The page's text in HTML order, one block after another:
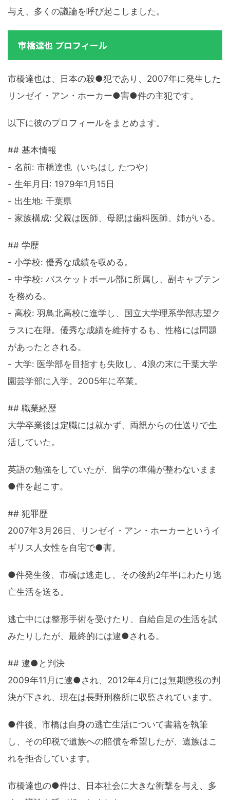
与え、多くの議論を呼び起こしました。
市橋達也 プロフィール
市橋達也は、日本の殺●犯であり、2007年に発生した
リンゼイ・アン・ホーカー●害●件の主犯です。
以下に彼のプロフィールをまとめます。
## 基本情報
- 名前: 市橋達也（いちはし たつや）
- 生年月日: 1979年1月15日
- 出生地: 千葉県
- 家族構成: 父親は医師、母親は歯科医師、姉がいる。
## 学歴
- 小学校: 優秀な成績を収める。
- 中学校: バスケットボール部に所属し、副キャプテン
を務める。
- 高校: 羽鳥北高校に進学し、国立大学理系学部志望ク
ラスに在籍。優秀な成績を維持するも、性格には問題
があったとされる。
- 大学: 医学部を目指すも失敗し、4浪の末に千葉大学
園芸学部に入学。2005年に卒業。
## 職業経歴
大学卒業後は定職には就かず、両親からの仕送りで生
活していた。
英語の勉強をしていたが、留学の準備が整わないまま
●件を起こす。
## 犯罪歴
2007年3月26日、リンゼイ・アン・ホーカーというイ
ギリス人女性を自宅で●害。
●件発生後、市橋は逃走し、その後約2年半にわたり逃
亡生活を送る。
逃亡中には整形手術を受けたり、自給自足の生活を試
みたりしたが、最終的には逮●される。
## 逮●と判決
2009年11月に逮●され、2012年4月には無期懲役の判
決が下され、現在は長野刑務所に収監されています。
●件後、市橋は自身の逃亡生活について書籍を執筆
し、その印税で遺族への賠償を希望したが、遺族はこ
れを拒否しています。
市橋達也の●件は、日本社会に大きな衝撃を与え、多